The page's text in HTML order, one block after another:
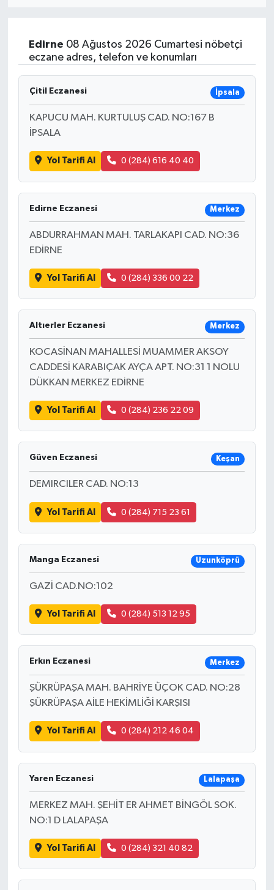
Edirne 08 Ağustos 2026 Cumartesi nöbetçi
eczane adres, telefon ve konumları
Çitil Eczanesi İpsala
KAPUCU MAH. KURTULUŞ CAD. NO:167 B
İPSALA
Yol Tarifi Al 0 (284) 616 40 40
Edirne Eczanesi Merkez
ABDURRAHMAN MAH. TARLAKAPI CAD. NO:36
EDİRNE
Yol Tarifi Al 0 (284) 336 00 22
Altıerler Eczanesi Merkez
KOCASİNAN MAHALLESİ MUAMMER AKSOY
CADDESİ KARABIÇAK AYÇA APT. NO:31 1 NOLU
DÜKKAN MERKEZ EDİRNE
Yol Tarifi Al 0 (284) 236 22 09
Güven Eczanesi Keşan
DEMIRCILER CAD. NO:13
Yol Tarifi Al 0 (284) 715 23 61
Manga Eczanesi Uzunköprü
GAZİ CAD.NO:102
Yol Tarifi Al 0 (284) 513 12 95
Erkın Eczanesi Merkez
ŞÜKRÜPAŞA MAH. BAHRİYE ÜÇOK CAD. NO:28
ŞÜKRÜPAŞA AİLE HEKİMLİĞİ KARŞISI
Yol Tarifi Al 0 (284) 212 46 04
Yaren Eczanesi Lalapaşa
MERKEZ MAH. ŞEHİT ER AHMET BİNGÖL SOK.
NO:1 D LALAPAŞA
Yol Tarifi Al 0 (284) 321 40 82
Sağlık
Magazin
Teknoloji
Bilim
Genel
Bilim, Teknoloji